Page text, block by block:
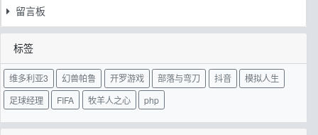
留言板
标签
维多利亚3 幻兽帕鲁 开罗游戏 部落与弯刀 抖音
模拟人生
足球经理
FIFA 牧羊人之心 php